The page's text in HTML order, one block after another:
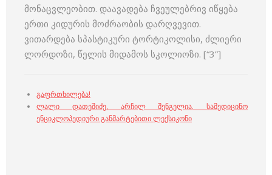
მონაცვლეობით. დაავადება ჩვეულებრივ იწყება
ერთი კიდურის მოძრაობის დარღვევით.
ვითარდება სპასტიკური ტორტიკოლისი, ძლიერი
ლორდოზი, წელის მიდამოს სკოლიოზი. [“3”]
გაფრთხილება!
ლალი დათეშიძე, არჩილ შენგელია. სამედიცინო
ენციკლოპედიური განმარტებითი ლექსიკონი